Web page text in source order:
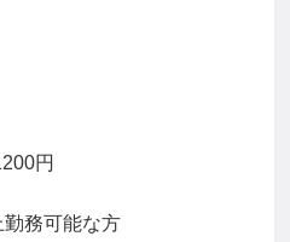
円
勤務可能な方